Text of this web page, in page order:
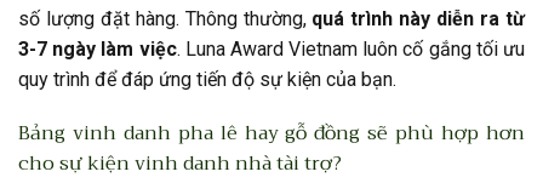
số lượng đặt hàng. Thông thường, quá trình này diễn ra từ
3-7 ngày làm việc. Luna Award Vietnam luôn cố gắng tối ưu
quy trình để đáp ứng tiến độ sự kiện của bạn.
Bảng vinh danh pha lê hay gỗ đồng sẽ phù hợp hơn
cho sự kiện vinh danh nhà tài trợ?